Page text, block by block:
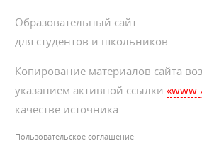
Образовательный сайт
для студентов и школьников
Копирование материалов сайта
указанием активной ссылки
качестве источника.
Пользовательское соглашение